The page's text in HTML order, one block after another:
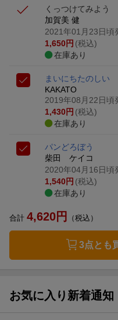
くっつけてみよう
加賀美 健
2021年01月23日頃
1,650円 (税込)
在庫あり
まいにちたのしい
KAKATO
2019年08月22日頃
1,430円 (税込)
在庫あり
パンどろぼう
柴田 ケイコ
2020年04月16日頃
1,540円 (税込)
在庫あり
合計 4,620円 （税込）
3点とも
お気に入り新着通知